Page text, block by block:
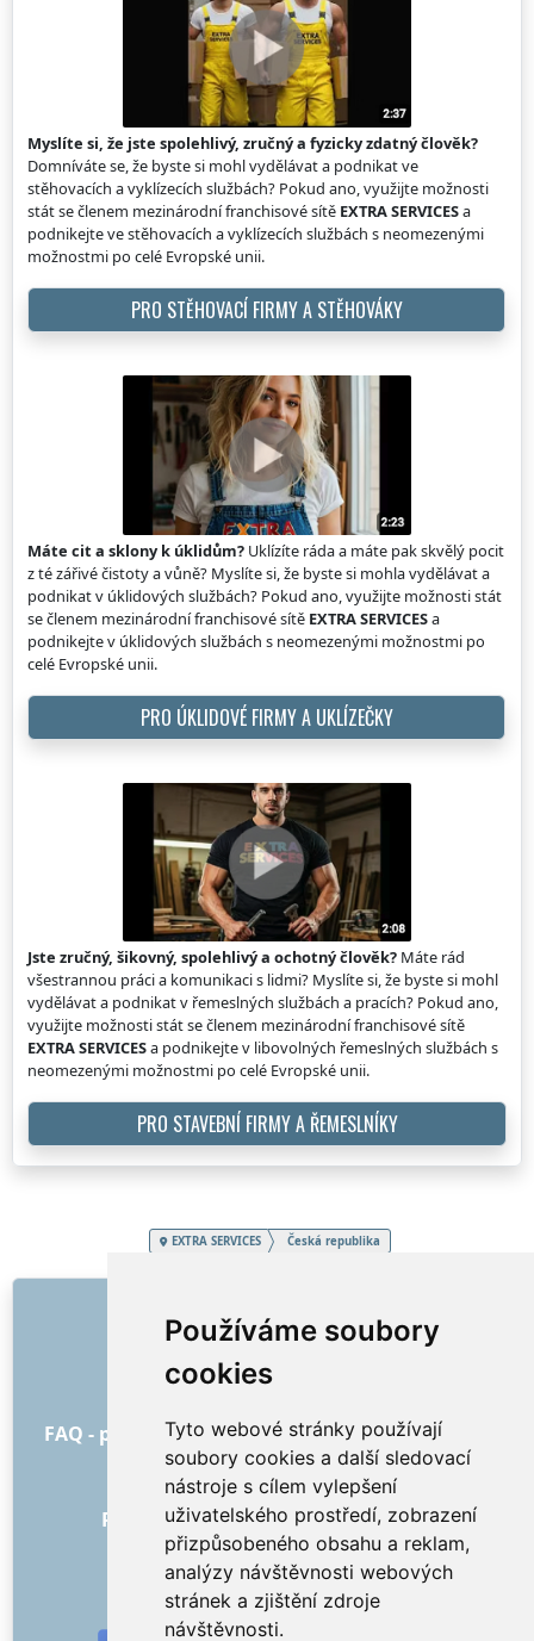
Používáme soubory
cookies
Tyto webové stránky používají
soubory cookies a další sledovací
nástroje s cílem vylepšení
uživatelského prostředí, zobrazení
přizpůsobeného obsahu a reklam,
analýzy návštěvnosti webových
stránek a zjištění zdroje
návštěvnosti.
Myslíte si, že jste spolehlivý, zručný a fyzicky zdatný člověk?
Domníváte se, že byste si mohl vydělávat a podnikat ve
stěhovacích a vyklízecích službách? Pokud ano, využijte možnosti
stát se členem mezinárodní franchisové sítě EXTRA SERVICESa
podnikejte ve stěhovacích a vyklízecích službách s neomezenými
možnostmi po celé Evropské unii.
PRO STĚHOVACÍ FIRMY A STĚHOVÁKY
Máte cit a sklony k úklidům? Uklízíte ráda a máte pak skvělý pocit
z té zářivé čistoty a vůně? Myslíte si, že byste si mohla vydělávat a
podnikat v úklidových službách? Pokud ano, využijte možnosti stát
se členem mezinárodní franchisové sítě EXTRA SERVICESa
podnikejte v úklidových službách s neomezenými možnostmi po
celé Evropské unii.
PRO ÚKLIDOVÉ FIRMY A UKLÍZEČKY
Jste zručný, šikovný, spolehlivý a ochotný člověk? Máte rád
všestrannou práci a komunikaci s lidmi? Myslíte si, že byste si mohl
vydělávat a podnikat v řemeslných službách a pracích? Pokud ano,
využijte možnosti stát se členem mezinárodní franchisové sítě
EXTRA SERVICESa podnikejte v libovolných řemeslných službách s
neomezenými možnostmi po celé Evropské unii.
PRO STAVEBNÍ FIRMY A ŘEMESLNÍKY
EXTRA SERVICES Česká republika
O nás
Jak to všechno začalo
FAQ - pro objednatele FAQ - pro poskytovatele
Reklama a marketing
Blog
Recenze objednávek s hodnocením
Kontakt
SOCIÁLNÍ SÍTĚ